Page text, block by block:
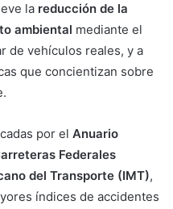
la reducción de la
ambiental mediante el
de vehículos reales, y a
que concientizan sobre
por el Anuario
Federales
del Transporte (IMT),
índices de accidentes